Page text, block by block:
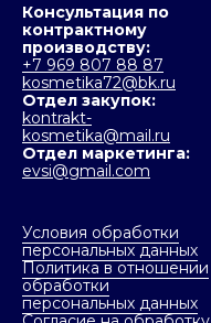
Консультация по
контрактному
производству:
+7 969 807 88 87
kosmetika72@bk.ru
Отдел закупок:
kontrakt-
kosmetika@mail.ru
Отдел маркетинга:
evsi@gmail.com
Условия обработки
персональных данных
Политика в отношении
обработки
персональных данных